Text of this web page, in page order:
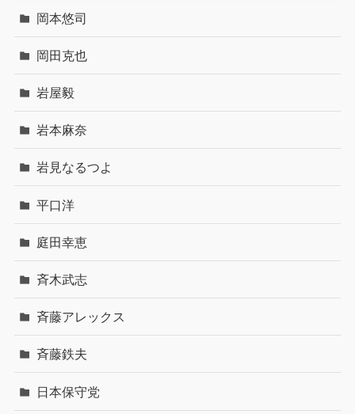
岡本悠司
岡田克也
岩屋毅
岩本麻奈
岩見なるつよ
平口洋
庭田幸恵
斉木武志
斉藤アレックス
斉藤鉄夫
日本保守党